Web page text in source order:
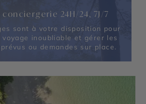
conciergerie 24H/24, 7J/7
sont à votre disposition pour
inoubliable et gérer les
ou demandes sur place.